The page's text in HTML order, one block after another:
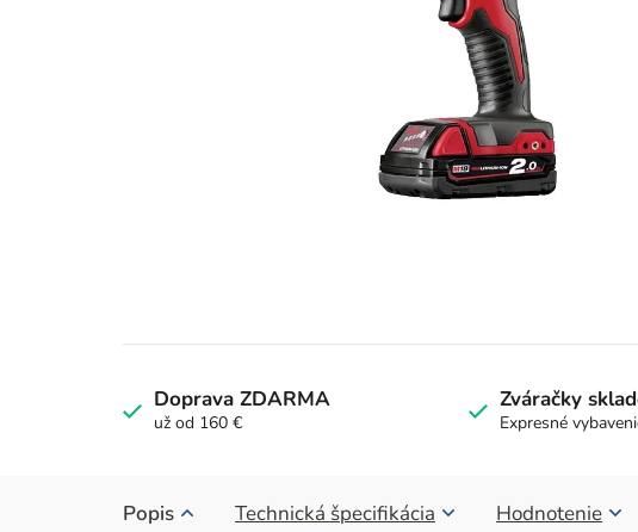
Doprava ZDARMA
už od 160 €
Zváračky
Expresné
Popis Technická špecifikácia Hodnotenie